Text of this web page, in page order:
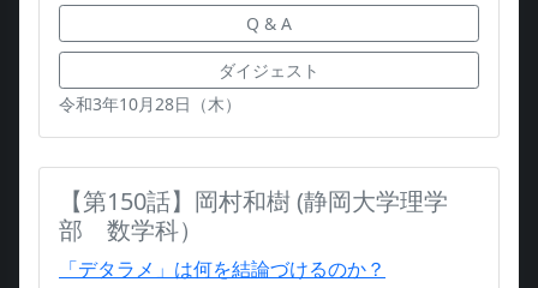
Q & A
ダイジェスト
令和3年10月28日（木）
【第150話】岡村和樹 (静岡大学理学
部 数学科）
「デタラメ」は何を結論づけるのか？